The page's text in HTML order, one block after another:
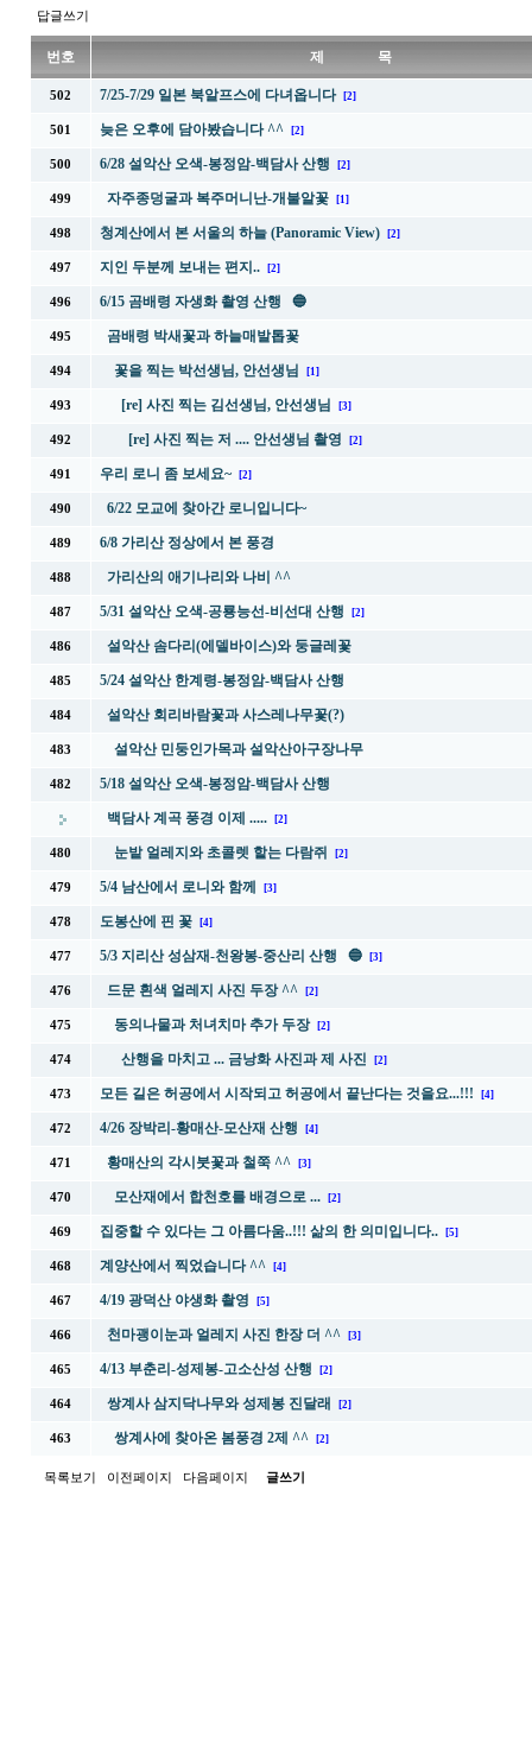
답글쓰기
번호 제 목
502 7/25-7/29 일본 북알프스에 다녀옵니다 [2]
501 늦은 오후에 담아봤습니다 ^^ [2]
500 6/28 설악산 오색-봉정암-백담사 산행 [2]
499 자주종덩굴과 복주머니난-개불알꽃 [1]
498 청계산에서 본 서울의 하늘 (Panoramic View) [2]
497 지인 두분께 보내는 편지.. [2]
496 6/15 곰배령 자생화 촬영 산행 🔵
495 곰배령 박새꽃과 하늘매발톱꽃
494 꽃을 찍는 박선생님, 안선생님 [1]
493 [re] 사진 찍는 김선생님, 안선생님 [3]
492 [re] 사진 찍는 저 .... 안선생님 촬영 [2]
491 우리 로니 좀 보세요~ [2]
490 6/22 모교에 찾아간 로니입니다~
489 6/8 가리산 정상에서 본 풍경
488 가리산의 애기나리와 나비 ^^
487 5/31 설악산 오색-공룡능선-비선대 산행 [2]
486 설악산 솜다리(에델바이스)와 둥글레꽃
485 5/24 설악산 한계령-봉정암-백담사 산행
484 설악산 회리바람꽃과 사스레나무꽃(?)
483 설악산 민둥인가목과 설악산아구장나무
482 5/18 설악산 오색-봉정암-백담사 산행
백담사 계곡 풍경 이제 ..... [2]
480 눈밭 얼레지와 초콜렛 핱는 다람쥐 [2]
479 5/4 남산에서 로니와 함께 [3]
478 도봉산에 핀 꽃 [4]
477 5/3 지리산 성삼재-천왕봉-중산리 산행 🔵 [3]
476 드문 흰색 얼레지 사진 두장 ^^ [2]
475 동의나물과 처녀치마 추가 두장 [2]
474 산행을 마치고 ... 금낭화 사진과 제 사진 [2]
473 모든 길은 허공에서 시작되고 허공에서 끝난다는 것을요...!!! [4]
472 4/26 장박리-황매산-모산재 산행 [4]
471 황매산의 각시붓꽃과 철쭉 ^^ [3]
470 모산재에서 합천호를 배경으로 ... [2]
469 집중할 수 있다는 그 아름다움..!!! 삶의 한 의미입니다.. [5]
468 계양산에서 찍었습니다 ^^ [4]
467 4/19 광덕산 야생화 촬영 [5]
466 천마괭이눈과 얼레지 사진 한장 더 ^^ [3]
465 4/13 부춘리-성제봉-고소산성 산행 [2]
464 쌍계사 삼지닥나무와 성제봉 진달래 [2]
463 쌍계사에 찾아온 봄풍경 2제 ^^ [2]
목록보기 이전페이지 다음페이지 글쓰기